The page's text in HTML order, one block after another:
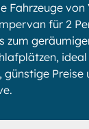
Fahrzeuge von
für 2
zum
Preise